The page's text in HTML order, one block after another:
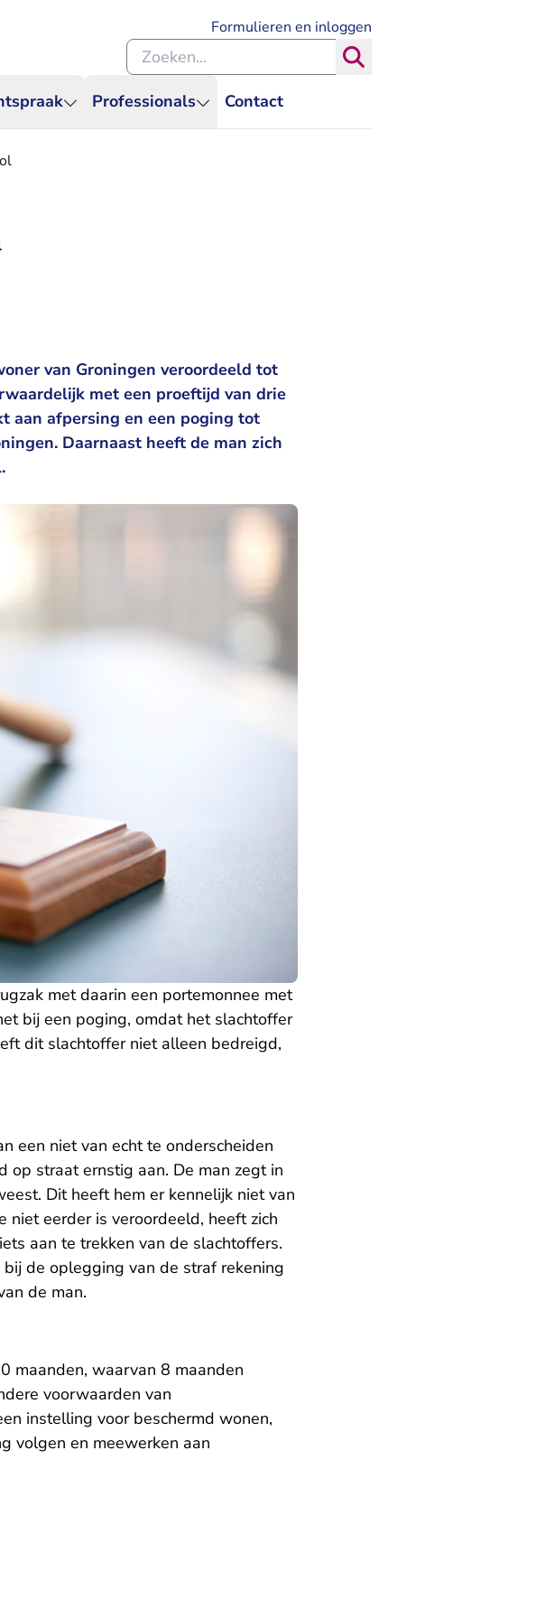
Professionals Contact
Formulieren en inloggen
Zoeken binnen de Rechtspraak
van Groningen veroordeeld tot
met een proeftijd van drie
aan afpersing en een poging tot
Daarnaast heeft de man zich
met daarin een portemonnee met
bij een poging, omdat het slachtoffer
dit slachtoffer niet alleen bedreigd,
een niet van echt te onderscheiden
straat ernstig aan. De man zegt in
Dit heeft hem er kennelijk niet van
eerder is veroordeeld, heeft zich
aan te trekken van de slachtoffers.
bij de oplegging van de straf rekening
de man.
maanden, waarvan 8 maanden
voorwaarden van
instelling voor beschermd wonen,
volgen en meewerken aan